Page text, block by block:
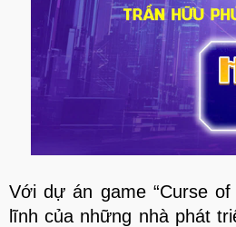
Với dự án game “Curse of
lĩnh của những nhà phát